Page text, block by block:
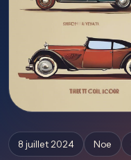
8 juillet 2024 Noe